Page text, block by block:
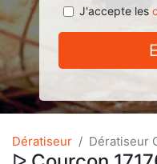
J'accepte les
Dératiseur Dératiseur